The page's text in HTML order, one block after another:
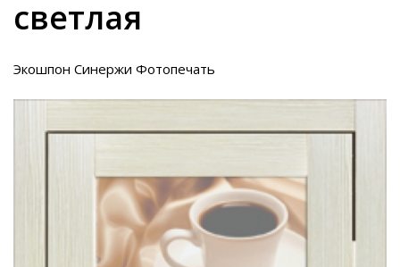
светлая
Экошпон Синержи Фотопечать